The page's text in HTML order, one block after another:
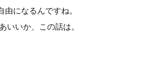
になるんですね。
いいか、この話は。